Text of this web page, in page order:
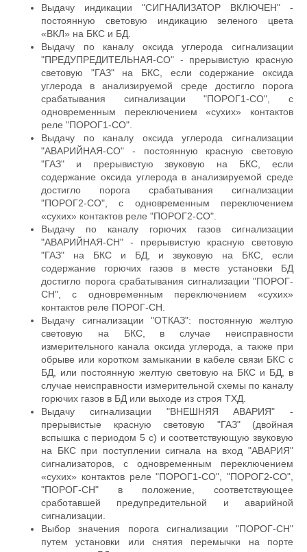
Выдачу индикации "СИГНАЛИЗАТОР ВКЛЮЧЕН" -
постоянную световую индикацию зеленого цвета
«ВКЛ» на БКС и БД.
Выдачу по каналу оксида углерода сигнализации
"ПРЕДУПРЕДИТЕЛЬНАЯ-СО" - прерывистую красную
световую "ГАЗ" на БКС, если содержание оксида
углерода в анализируемой среде достигло порога
срабатывания сигнализации "ПОРОГ1-СО", с
одновременным переключением «сухих» контактов
реле "ПОРОГ1-СО".
Выдачу по каналу оксида углерода сигнализации
"АВАРИЙНАЯ-СО" - постоянную красную световую
"ГАЗ" и прерывистую звуковую на БКС, если
содержание оксида углерода в анализируемой среде
достигло порога срабатывания сигнализации
"ПОРОГ2-СО", с одновременным переключением
«сухих» контактов реле "ПОРОГ2-СО".
Выдачу по каналу горючих газов сигнализации
"АВАРИЙНАЯ-СН" - прерывистую красную световую
"ГАЗ" на БКС и БД, и звуковую на БКС, если
содержание горючих газов в месте установки БД
достигло порога срабатывания сигнализации "ПОРОГ-
СН", с одновременным переключением «сухих»
контактов реле ПОРОГ-СН.
Выдачу сигнализации "ОТКАЗ": постоянную желтую
световую на БКС, в случае неисправности
измерительного канала оксида углерода, а также при
обрыве или коротком замыкании в кабеле связи БКС с
БД, или постоянную желтую световую на БКС и БД, в
случае неисправности измерительной схемы по каналу
горючих газов в БД или выходе из строя ТХД.
Выдачу сигнализации "ВНЕШНЯЯ АВАРИЯ" -
прерывистые красную световую "ГАЗ" (двойная
вспышка с периодом 5 с) и соответствующую звуковую
на БКС при поступлении сигнала на вход "АВАРИЯ"
сигнализаторов, с одновременным переключением
«сухих» контактов реле "ПОРОГ1-СО", "ПОРОГ2-СО",
"ПОРОГ-СН" в положение, соответствующее
сработавшей предупредительной и аварийной
сигнализации.
Выбор значения порога сигнализации "ПОРОГ-СН"
путем установки или снятия перемычки на порте